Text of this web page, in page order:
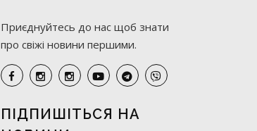
Приєднуйтесь до нас щоб знати
про свіжі новини першими.
ПІДПИШІТЬСЯ НА